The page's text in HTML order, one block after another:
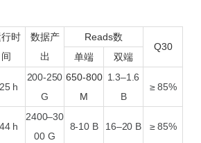
时
间
数据产
出
Reads数
Q30
单端
双端
h
200-250
G
650-800
M
1.3–1.6
B
≥ 85%
h
2400–30
00 G
8-10 B 16–20 B ≥ 85%